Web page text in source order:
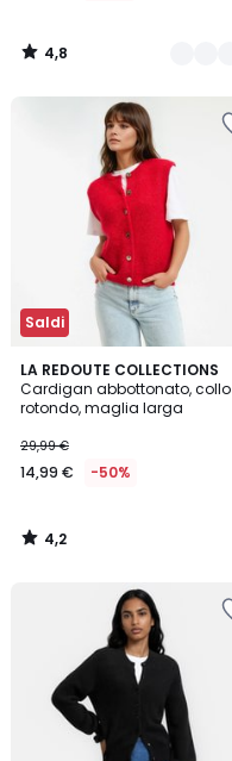
4,8
/
Saldi
LA REDOUTE COLLECTIONS
Cardigan abbottonato, collo
rotondo, maglia larga
29,99 €
14,99 € -50%
4,2
/ 5
4,2
/